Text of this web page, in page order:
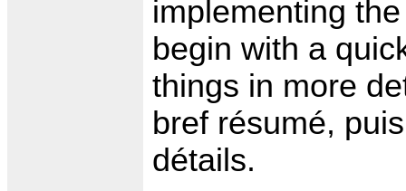
implementing
begin with a
things in more
bref résumé,
détails.